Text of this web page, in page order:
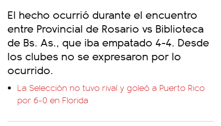
El hecho ocurrió durante el encuentro
entre Provincial de Rosario vs Biblioteca
de Bs. As., que iba empatado 4-4. Desde
los clubes no se expresaron por lo
ocurrido.
La Selección no tuvo rival y goleó a Puerto Rico
por 6-0 en Florida